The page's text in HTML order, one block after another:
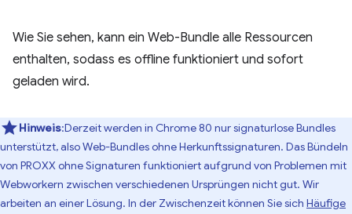
Wie Sie sehen, kann ein Web-Bundle alle Ressourcen
enthalten, sodass es offline funktioniert und sofort
geladen wird.
Hinweis:Derzeit werden in Chrome 80 nur signaturlose Bundles
unterstützt, also Web-Bundles ohne Herkunftssignaturen. Das Bündeln
von PROXX ohne Signaturen funktioniert aufgrund von Problemen mit
Webworkern zwischen verschiedenen Ursprüngen nicht gut. Wir
arbeiten an einer Lösung. In der Zwischenzeit können Sie sich Häufige